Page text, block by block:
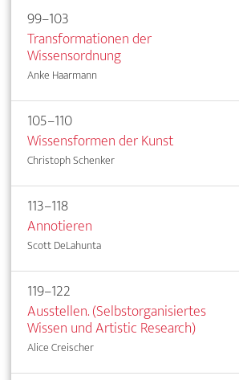
99–103
Transformationen der
Wissensordnung
Anke Haarmann
105–110
Wissensformen der Kunst
Christoph Schenker
113–118
Annotieren
Scott DeLahunta
119–122
Ausstellen. (Selbstorganisiertes
Wissen und Artistic Research)
Alice Creischer